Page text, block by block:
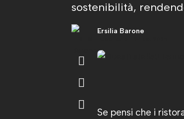
sostenibilità,
Ersilia Barone
Se pensi che i